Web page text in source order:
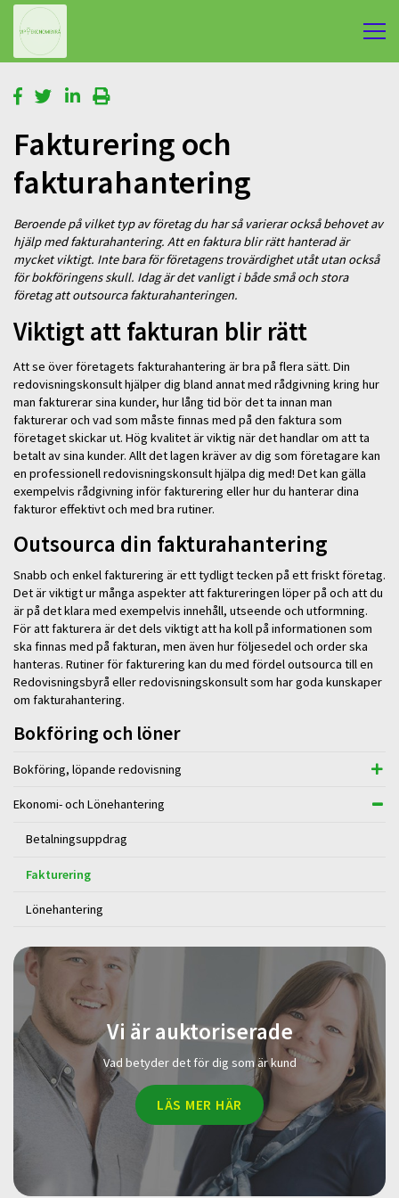
Fakturering och
fakturahantering
Beroende på vilket typ av företag du har så varierar också behovet av
hjälp med fakturahantering. Att en faktura blir rätt hanterad är
mycket viktigt. Inte bara för företagens trovärdighet utåt utan också
för bokföringens skull. Idag är det vanligt i både små och stora
företag att outsourca fakturahanteringen.
Viktigt att fakturan blir rätt
Att se över företagets fakturahantering är bra på flera sätt. Din
redovisningskonsult hjälper dig bland annat med rådgivning kring hur
man fakturerar sina kunder, hur lång tid bör det ta innan man
fakturerar och vad som måste finnas med på den faktura som
företaget skickar ut. Hög kvalitet är viktig när det handlar om att ta
betalt av sina kunder. Allt det lagen kräver av dig som företagare kan
en professionell redovisningskonsult hjälpa dig med! Det kan gälla
exempelvis rådgivning inför fakturering eller hur du hanterar dina
fakturor effektivt och med bra rutiner.
Outsourca din fakturahantering
Snabb och enkel fakturering är ett tydligt tecken på ett friskt företag.
Det är viktigt ur många aspekter att faktureringen löper på och att du
är på det klara med exempelvis innehåll, utseende och utformning.
För att fakturera är det dels viktigt att ha koll på informationen som
ska finnas med på fakturan, men även hur följesedel och order ska
hanteras. Rutiner för fakturering kan du med fördel outsourca till en
Redovisningsbyrå eller redovisningskonsult som har goda kunskaper
om fakturahantering.
Bokföring och löner
Bokföring, löpande redovisning
Ekonomi- och Lönehantering
Betalningsuppdrag
Fakturering
Lönehantering
Vi är auktoriserade
Vad betyder det för dig som är kund
LÄS MER HÄR